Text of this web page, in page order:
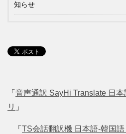
知らせ
「 音声通訳 SayHi Translate 日
リ 」
「 TS会話翻訳機 日本語-韓国語